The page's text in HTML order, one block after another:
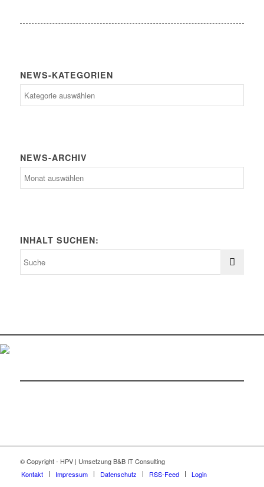
NEWS-KATEGORIEN
Kategorien
NEWS-ARCHIV
INHALT SUCHEN:
© Copyright - HPV | Umsetzung B&B IT Consulting
Kontakt
Impressum Datenschutz RSS-Feed Login